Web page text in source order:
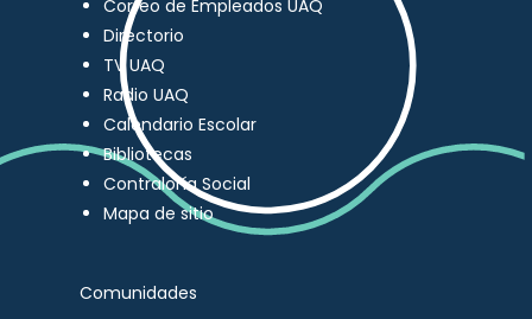
Correo de Empleados UAQ
Directorio
TV UAQ
Radio UAQ
Calendario Escolar
Bibliotecas
Contraloría Social
Mapa de sitio
Comunidades